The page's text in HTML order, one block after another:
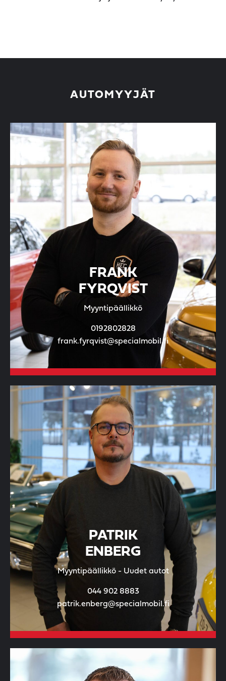
AUTOMYYJÄT
FRANK
FYRQVIST
Myyntipäällikkö
0192802828
frank.fyrqvist@specialmobil.fi
PATRIK
ENBERG
Myyntipäällikkö - Uudet autot
044 902 8883
patrik.enberg@specialmobil.fi